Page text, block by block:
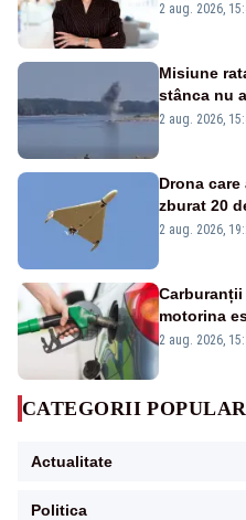
emisiunii
2 aug. 2026,
Misiune
stânca nu
detonările
2 aug. 2026,
Drona
zburat 20
României.
2 aug. 2026,
motorina
2 aug. 2026,
CATEGORII
Actualitate
Politica